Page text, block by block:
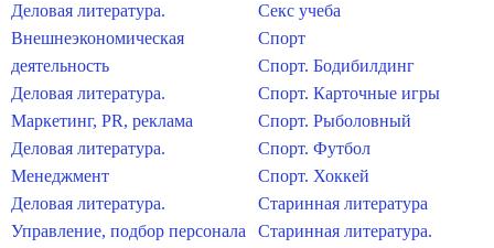
Деловая литература.
Внешнеэкономическая
деятельность
Деловая литература.
Маркетинг, PR, реклама
Деловая литература.
Менеджмент
Деловая литература.
Управление, подбор персонала
Секс учеба
Спорт
Спорт. Бодибилдинг
Спорт. Карточные игры
Спорт. Рыболовный
Спорт. Футбол
Спорт. Хоккей
Старинная литература
Старинная литература.